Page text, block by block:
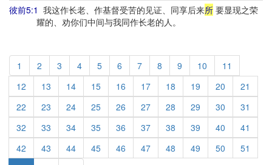
彼前5:1 我这作长老、作基督受苦的见证、同享后来所 要显现之荣
耀的、劝你们中间与我同作长老的人。
1 2 3 4 5 6 7 8 9 10
11
12
13 14 15 16 17 18 19 20
21
22
23 24 25 26 27 28 29 30
31
32
33 34 35 36 37 38 39 40
41
42
43 44 45 46 47 48 49 50
51